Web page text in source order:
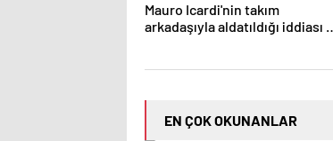
Mauro Icardi'nin takım
arkadaşıyla aldatıldığı iddiası –
EN ÇOK OKUNANLAR